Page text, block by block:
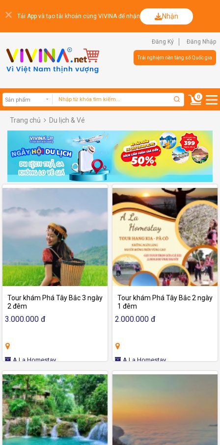
Tải App và tạo tài khoản cùng VIVINA để nhận Nhận
Đăng Ký Đăng Nhập
Trải nghiệm nền tảng số Quốc gia
Sản phẩm
0
Trang chủ Du lịch & Vé
Tour khám Phá Tây Bắc 3 ngày
2 đêm
3.000.000 đ
A La Homestay
Tour khám Phá Tây Bắc 2 ngày
1 đêm
2.000.000 đ
A La Homestay